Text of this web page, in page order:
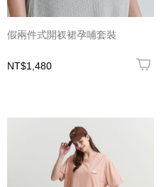
假兩件式開衩裙孕哺套裝
NT$1,480